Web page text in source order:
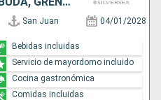
San Juan 04/01/2028
Bebidas incluidas
Servicio de mayordomo incluido
Cocina gastronómica
Comidas incluidas